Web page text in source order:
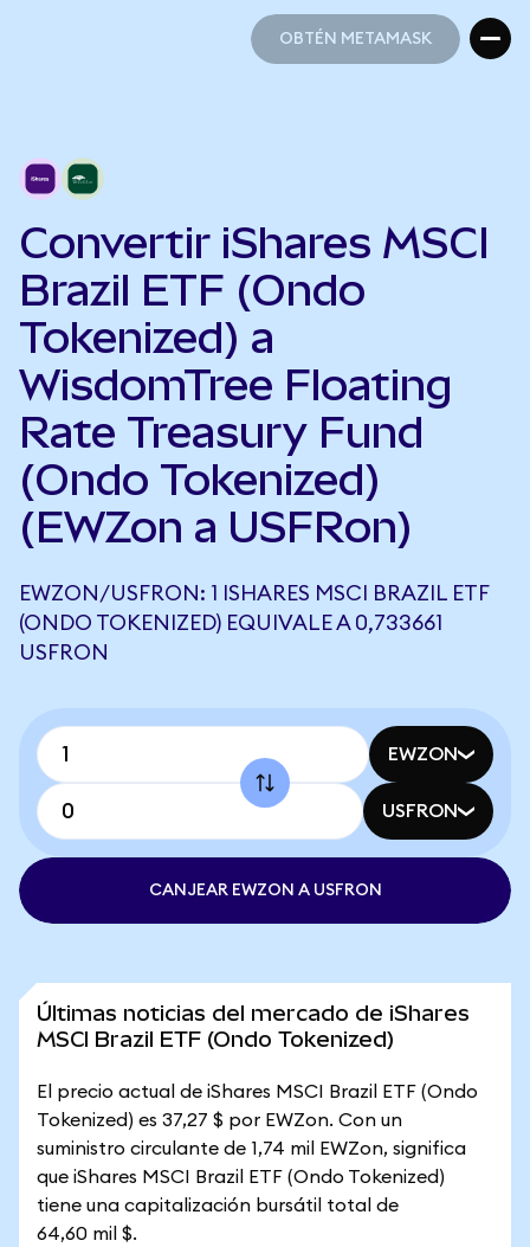
OBTÉN METAMASK
Convertir iShares MSCI
Brazil ETF (Ondo
Tokenized) a
WisdomTree Floating
Rate Treasury Fund
(Ondo Tokenized)
(EWZon a USFRon)
EWZON/USFRON: 1 ISHARES MSCI BRAZIL ETF
(ONDO TOKENIZED) EQUIVALE A 0,733661
USFRON
EWZON
USFRON
CANJEAR EWZON A USFRON
Últimas noticias del mercado de iShares
MSCI Brazil ETF (Ondo Tokenized)
El precio actual de iShares MSCI Brazil ETF (Ondo
Tokenized) es 37,27 $ por EWZon. Con un
suministro circulante de 1,74 mil EWZon, significa
que iShares MSCI Brazil ETF (Ondo Tokenized)
tiene una capitalización bursátil total de
64,60 mil $.